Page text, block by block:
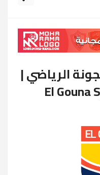
الرياضي |
El Gouna